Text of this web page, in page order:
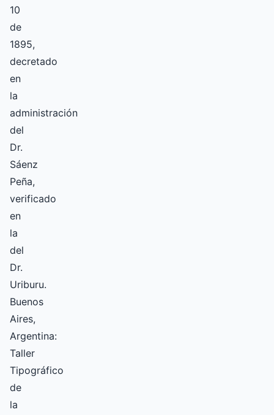
10
de
1895,
decretado
en
la
administración
del
Dr.
Sáenz
Peña,
verificado
en
la
del
Dr.
Uriburu.
Buenos
Aires,
Argentina:
Taller
Tipográfico
de
la